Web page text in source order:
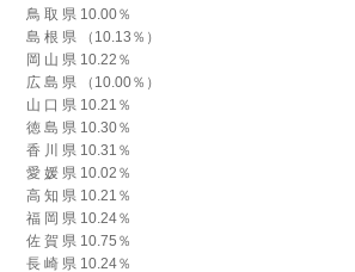
鳥 取 県 10.00％
島 根 県 （10.13％）
岡 山 県 10.22％
広 島 県 （10.00％）
山 口 県 10.21％
徳 島 県 10.30％
香 川 県 10.31％
愛 媛 県 10.02％
高 知 県 10.21％
福 岡 県 10.24％
佐 賀 県 10.75％
長 崎 県 10.24％